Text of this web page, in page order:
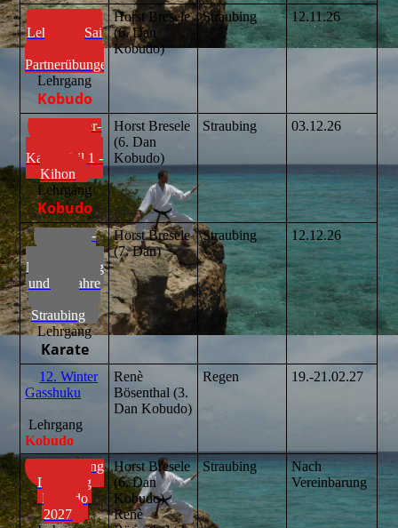
Einsteiger-
Lehrgang Sai
Partnerübungen
Lehrgang
Kobudo
Horst Bresele
(6. Dan
Kobudo)
Straubing 12.11.26
Einsteiger-
Kama Teil 1 -
Kihon
Lehrgang
Kobudo
Horst Bresele
(6. Dan
Kobudo)
Straubing 03.12.26
Gedenk-
Neo Ho Tong
und 25 Jahre
Straubing
Lehrgang
Karate
Horst Bresele
(7. Dan)
Straubing 12.12.26
12. Winter
Gasshuku
Lehrgang
Kobudo
Renè
Bösenthal (3.
Dan Kobudo)
Regen 19.-21.02.27
Ausbildungs-
Lehrgang
Kobudo
2027
Horst Bresele
(6. Dan
Kobudo)
Renè
Straubing
Nach
Vereinbarung